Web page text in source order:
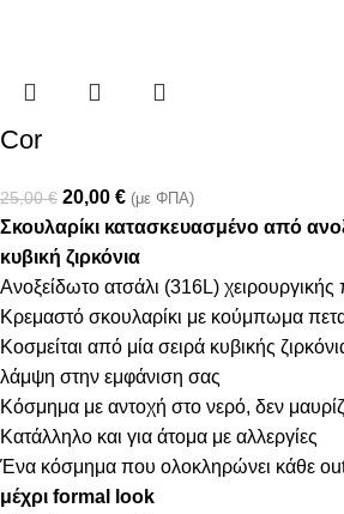
Cor
25,00€ 20,00 € (με ΦΠΑ)
Σκουλαρίκι κατασκευασμένο από
κυβική ζιρκόνια
Ανοξείδωτο ατσάλι (316L) χειρουργικής
Κρεμαστό σκουλαρίκι με κούμπωμα
Κοσμείται από μία σειρά κυβικής
λάμψη στην εμφάνιση σας
Κόσμημα με αντοχή στο νερό, δεν
Κατάλληλο και για άτομα με αλλεργίες
Ένα κόσμημα που ολοκληρώνει κάθε
μέχρι formal look